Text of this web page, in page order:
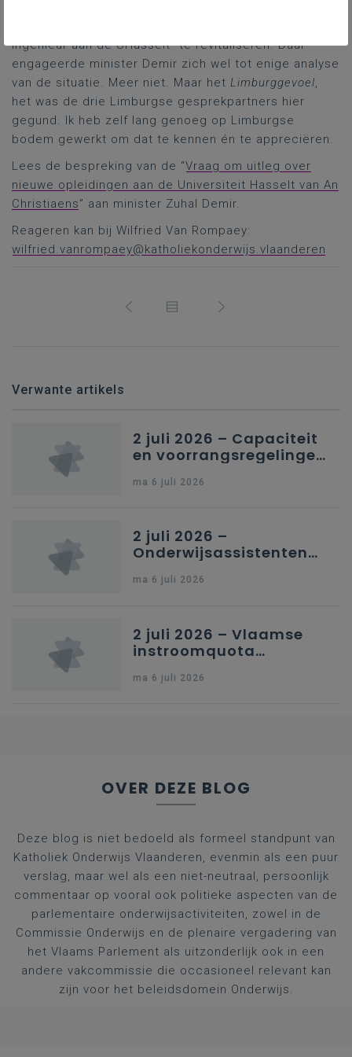
ingenieur aan de UHasselt” te revitaliseren. Daar
engageerde minister Demir zich wel tot enige analyse
van de situatie. Meer niet. Maar het Limburggevoel,
het was de drie Limburgse gesprekpartners hier
gegund. Ik heb zelf lang genoeg op Limburgse
bodem gewerkt om dat te kennen én te appreciëren.
Lees de bespreking van de “Vraag om uitleg over
nieuwe opleidingen aan de Universiteit Hasselt van An
Christiaens” aan minister Zuhal Demir.
Reageren kan bij Wilfried Van Rompaey:
wilfried.vanrompaey@katholiekonderwijs.vlaanderen
Verwante artikels
2 juli 2026 – Capaciteit
en voorrangsregelingen
secundair onderwijs in
ma 6 juli 2026
2 juli 2026 –
Onderwijsassistenten
kleuteronderwijs
ma 6 juli 2026
2 juli 2026 – Vlaamse
instroomquota
federale RIZIV-
ma 6 juli 2026
OVER DEZE BLOG
Deze blog is niet bedoeld als formeel standpunt van
Katholiek Onderwijs Vlaanderen, evenmin als een puur
verslag, maar wel als een niet-neutraal, persoonlijk
commentaar op vooral ook politieke aspecten van de
parlementaire onderwijsactiviteiten, zowel in de
Commissie Onderwijs en de plenaire vergadering van
het Vlaams Parlement als uitzonderlijk ook in een
andere vakcommissie die occasioneel relevant kan
zijn voor het beleidsdomein Onderwijs.